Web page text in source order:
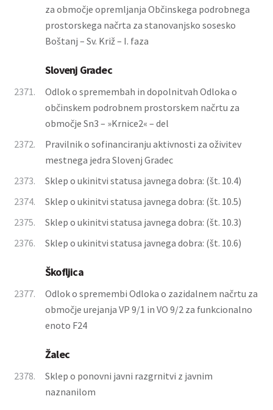
za območje opremljanja Občinskega podrobnega
prostorskega načrta za stanovanjsko sosesko
Boštanj – Sv. Križ – I. faza
Slovenj Gradec
2371.
Odlok o spremembah in dopolnitvah Odloka o
občinskem podrobnem prostorskem načrtu za
območje Sn3 – »Krnice2« – del
2372.
Pravilnik o sofinanciranju aktivnosti za oživitev
mestnega jedra Slovenj Gradec
2373.
Sklep o ukinitvi statusa javnega dobra: (št. 10.4)
2374.
Sklep o ukinitvi statusa javnega dobra: (št. 10.5)
2375.
Sklep o ukinitvi statusa javnega dobra: (št. 10.3)
2376.
Sklep o ukinitvi statusa javnega dobra: (št. 10.6)
Škofljica
2377.
Odlok o spremembi Odloka o zazidalnem načrtu za
območje urejanja VP 9/1 in VO 9/2 za funkcionalno
enoto F24
Žalec
2378.
Sklep o ponovni javni razgrnitvi z javnim
naznanilom